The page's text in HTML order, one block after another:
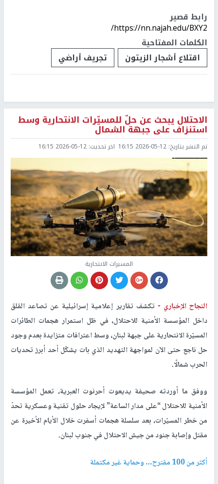
رابط قصير
https://nn.najah.edu/BXY2/
الكلمات المفتاحية
اقتلاع أشجار الزيتون
تجريف أراضي
الاحتلال يبحث عن حلّ للمسيّرات الانتحارية وسط
استنزاف على جبهة الشمال
تم النشر بتاريخ: 2026-05-12 16:15 اخر تحديث: 2026-05-12 16:15
المسيرات الانتحارية
النجاح الإخباري - تكشف تقارير إعلامية إسرائيلية عن تصاعد القلق
داخل المؤسسة الأمنية للاحتلال، في ظل استمرار هجمات الطائرات
المسيّرة الانتحارية على جبهة لبنان، وسط اعترافات متزايدة بعدم وجود
حل ناجع حتى الآن لمواجهة التهديد الذي بات يشكّل أحد أبرز تحديات
الحرب شمالًا.
ووفق ما أوردته صحيفة يديعوت أحرنوت العبرية، تعمل المؤسسة
الأمنية للاحتلال “على مدار الساعة” لإيجاد حلول تقنية وعسكرية تحدّ
من خطر المسيّرات، بعد سلسلة هجمات أسفرت خلال الأيام الأخيرة عن
مقتل وإصابة جنود من جيش الاحتلال في جنوب لبنان.
أكثر من 100 مقترح… وحماية غير مكتملة